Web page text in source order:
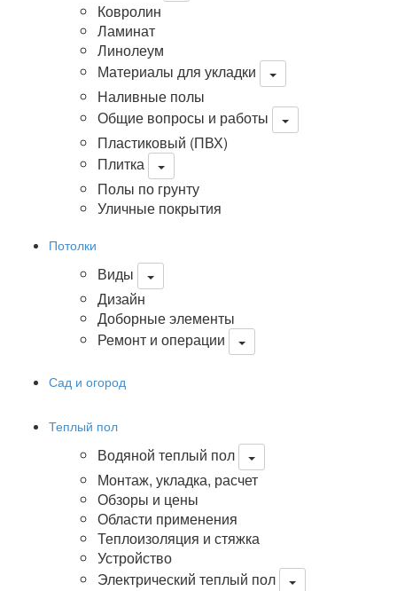
Ковролин
Ламинат
Линолеум
Материалы для укладки
Наливные полы
Общие вопросы и работы
Пластиковый (ПВХ)
Плитка
Полы по грунту
Уличные покрытия
Потолки
Виды
Дизайн
Доборные элементы
Ремонт и операции
Сад и огород
Теплый пол
Водяной теплый пол
Монтаж, укладка, расчет
Обзоры и цены
Области применения
Теплоизоляция и стяжка
Устройство
Электрический теплый пол